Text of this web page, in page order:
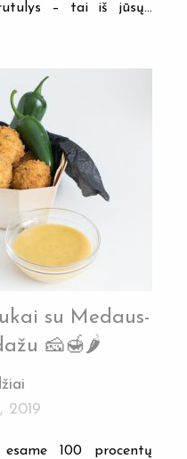
– tai iš jūsų…
su Medaus-
🧀🍯🌶
2019
100 procentų